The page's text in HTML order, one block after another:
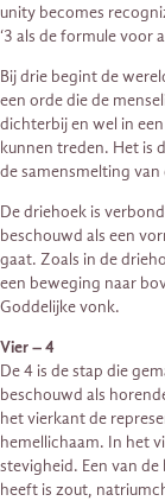
unity becomes
‘3 als de formule voor
Bij drie begint de
een orde die de
dichterbij en wel in
kunnen treden. Het is
de samensmelting van
De driehoek is
beschouwd als een
gaat. Zoals in de
een beweging naar
Goddelijke vonk.
Vier – 4
De 4 is de stap die
beschouwd als
het vierkant de
hemellichaam. In het
stevigheid. Een van
heeft is zout,